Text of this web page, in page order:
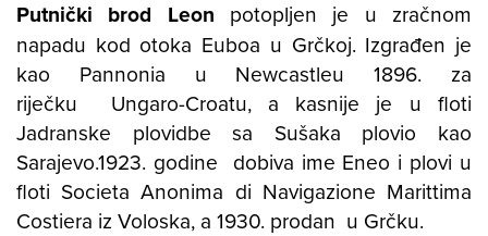
Putnički brod Leon potopljen je u zračnom
napadu kod otoka Euboa u Grčkoj. Izgrađen je
kao Pannonia u Newcastleu 1896. za
riječku Ungaro-Croatu, a kasnije je u floti
Jadranske plovidbe sa Sušaka plovio kao
Sarajevo.1923. godine dobiva ime Eneo i plovi u
floti Societa Anonima di Navigazione Marittima
Costiera iz Voloska, a 1930. prodan u Grčku.